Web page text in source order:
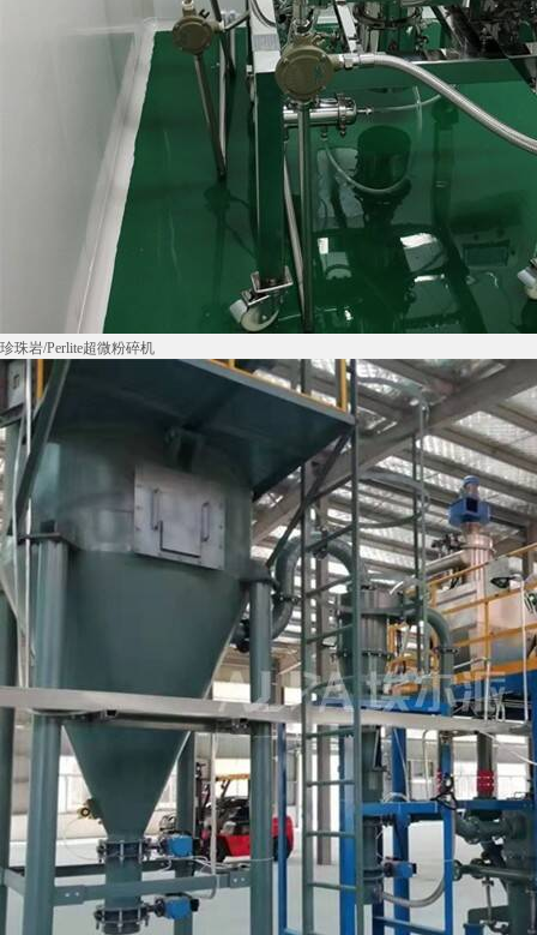
珍珠岩/Perlite超微粉碎机